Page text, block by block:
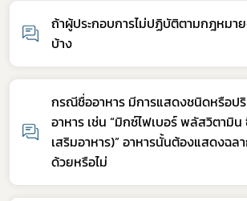
ถ้าผู้ประกอบการไม่ปฏิบัติตามกฎหมาย
บ้าง
กรณีชื่ออาหาร มีการแสดงชนิดหรือป
อาหาร เช่น “มิกซ์ไฟเบอร์ พลัสวิตา
เสริมอาหาร)” อาหารนั้นต้องแสดงฉล
ด้วยหรือไม่